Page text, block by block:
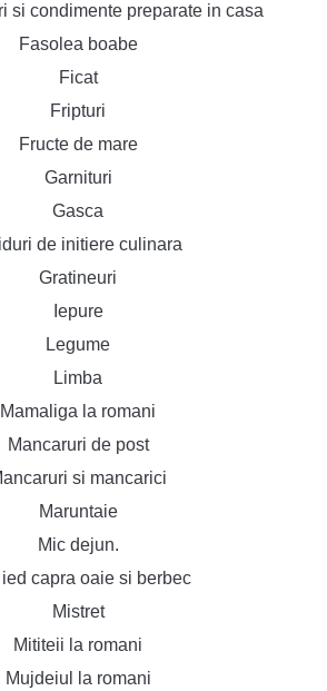
si condimente preparate in casa
Fasolea boabe
Ficat
Fripturi
Fructe de mare
Garnituri
Gasca
de initiere culinara
Gratineuri
Iepure
Legume
Limba
Mamaliga la romani
Mancaruri de post
si mancarici
Maruntaie
Mic dejun.
ied capra oaie si berbec
Mistret
Mititeii la romani
Mujdeiul la romani